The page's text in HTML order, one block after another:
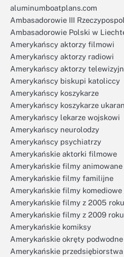
aluminumboatplans.com
Ambasadorowie III
Ambasadorowie Polski w
Amerykańscy aktorzy filmowi
Amerykańscy aktorzy radiowi
Amerykańscy aktorzy
Amerykańscy biskupi katoliccy
Amerykańscy koszykarze
Amerykańscy koszykarze
Amerykańscy lekarze wojskowi
Amerykańscy neurolodzy
Amerykańscy psychiatrzy
Amerykańskie aktorki filmowe
Amerykańskie filmy animowane
Amerykańskie filmy familijne
Amerykańskie filmy komediowe
Amerykańskie filmy z 2005 roku
Amerykańskie filmy z 2009 roku
Amerykańskie komiksy
Amerykańskie okręty
Amerykańskie